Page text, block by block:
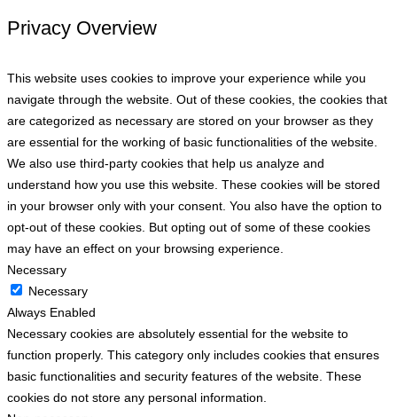
Privacy Overview
This website uses cookies to improve your experience while you
navigate through the website. Out of these cookies, the cookies that
are categorized as necessary are stored on your browser as they
are essential for the working of basic functionalities of the website.
We also use third-party cookies that help us analyze and
understand how you use this website. These cookies will be stored
in your browser only with your consent. You also have the option to
opt-out of these cookies. But opting out of some of these cookies
may have an effect on your browsing experience.
Necessary
Necessary
Always Enabled
Necessary cookies are absolutely essential for the website to
function properly. This category only includes cookies that ensures
basic functionalities and security features of the website. These
cookies do not store any personal information.